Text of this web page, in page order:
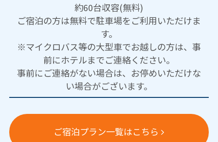
約60台収容(無料)
ご宿泊の方は無料で駐車場をご利用いただけま
す。
※マイクロバス等の大型車でお越しの方は、事
前にホテルまでご連絡ください。
事前にご連絡がない場合は、お停めいただけな
い場合がございます。
ご宿泊プラン一覧はこちら